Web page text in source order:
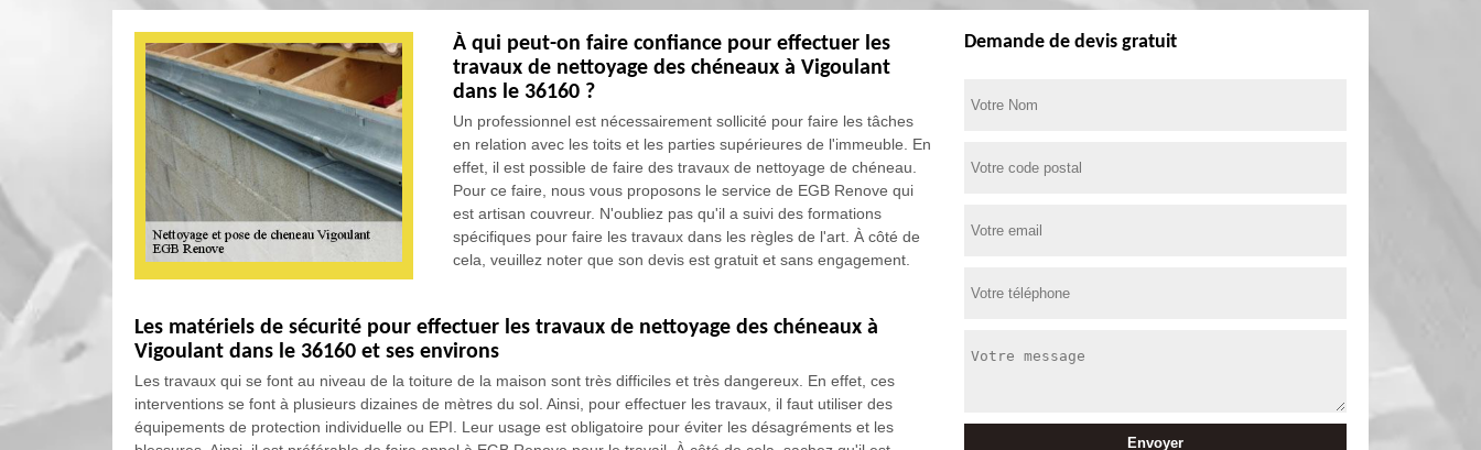
À qui peut-on faire confiance pour effectuer les
travaux de nettoyage des chéneaux à Vigoulant
dans le 36160 ?
Un professionnel est nécessairement sollicité pour faire les tâches
en relation avec les toits et les parties supérieures de l'immeuble. En
effet, il est possible de faire des travaux de nettoyage de chéneau.
Pour ce faire, nous vous proposons le service de EGB Renove qui
est artisan couvreur. N'oubliez pas qu'il a suivi des formations
spécifiques pour faire les travaux dans les règles de l'art. À côté de
cela, veuillez noter que son devis est gratuit et sans engagement.
Les matériels de sécurité pour effectuer les travaux de nettoyage des chéneaux à
Vigoulant dans le 36160 et ses environs
Les travaux qui se font au niveau de la toiture de la maison sont très difficiles et très dangereux. En effet, ces
interventions se font à plusieurs dizaines de mètres du sol. Ainsi, pour effectuer les travaux, il faut utiliser des
équipements de protection individuelle ou EPI. Leur usage est obligatoire pour éviter les désagréments et les
Demande de devis gratuit